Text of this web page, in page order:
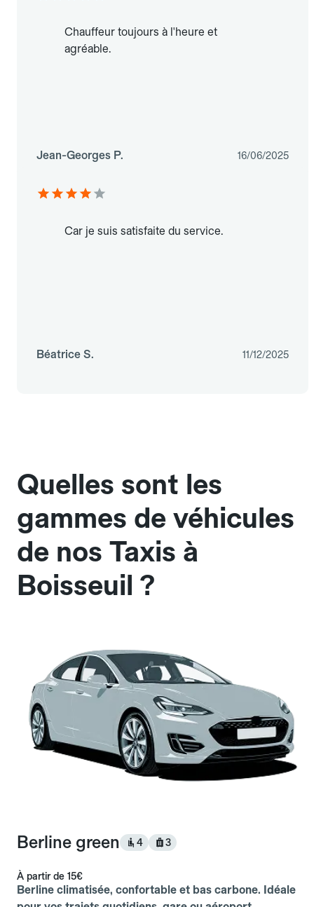
Chauffeur toujours à l'heure et
agréable.
Jean-Georges P. 16/06/2025
Car je suis satisfaite du service.
Béatrice S. 11/12/2025
Quelles sont les
gammes de véhicules
de nos Taxis à
Boisseuil ?
Berline green 4 3
À partir de 15€
Berline climatisée, confortable et bas carbone. Idéale